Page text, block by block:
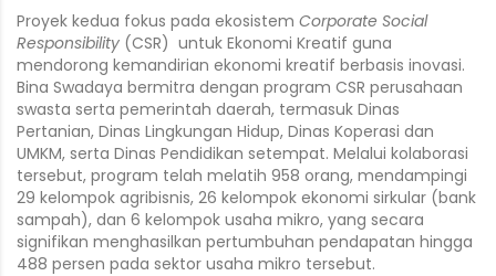
Proyek kedua fokus pada ekosistem Corporate Social
Responsibility (CSR) untuk Ekonomi Kreatif guna
mendorong kemandirian ekonomi kreatif berbasis inovasi.
Bina Swadaya bermitra dengan program CSR perusahaan
swasta serta pemerintah daerah, termasuk Dinas
Pertanian, Dinas Lingkungan Hidup, Dinas Koperasi dan
UMKM, serta Dinas Pendidikan setempat. Melalui kolaborasi
tersebut, program telah melatih 958 orang, mendampingi
29 kelompok agribisnis, 26 kelompok ekonomi sirkular (bank
sampah), dan 6 kelompok usaha mikro, yang secara
signifikan menghasilkan pertumbuhan pendapatan hingga
488 persen pada sektor usaha mikro tersebut.